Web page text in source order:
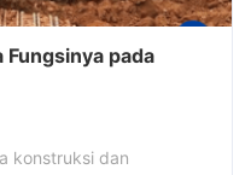
pada
konstruksi dan